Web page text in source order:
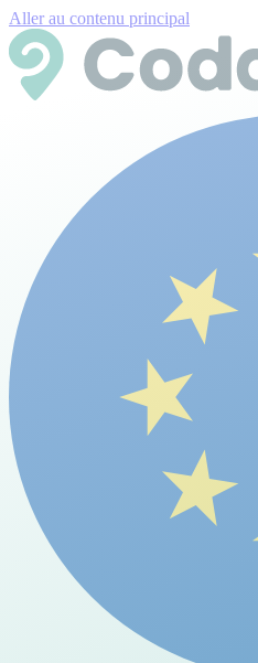
Aller au contenu principal